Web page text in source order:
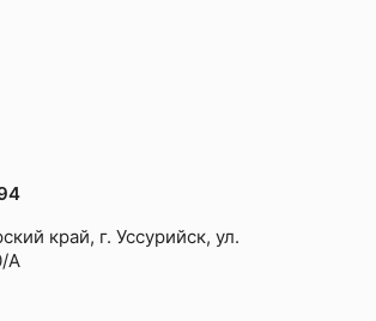
край, г. Уссурийск, ул.
А